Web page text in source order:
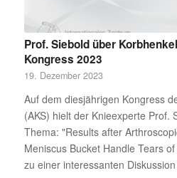
Prof. Siebold über
Kongress 2023
19. Dezember 2023
Auf dem diesjährigen Kongress
(AKS) hielt der Knieexperte Prof.
Thema: "Results after
Meniscus Bucket Handle Tears
zu einer interessanten